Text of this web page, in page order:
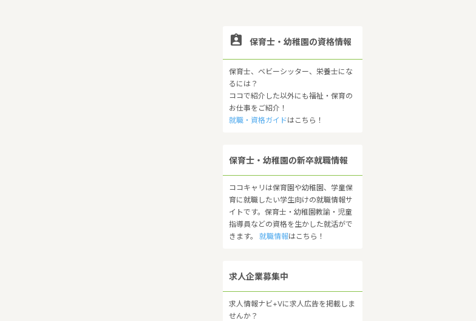
 保育士・幼稚園の資格情報
保育士、ベビーシッター、栄養士にな
るには？
ココで紹介した以外にも福祉・保育の
お仕事をご紹介！
就職・資格ガイドはこちら！
保育士・幼稚園の新卒就職情報
ココキャリは保育園や幼稚園、学童保
育に就職したい学生向けの就職情報サ
イトです。保育士・幼稚園教諭・児童
指導員などの資格を生かした就活がで
きます。 就職情報はこちら！
求人企業募集中
求人情報ナビ+Vに求人広告を掲載しま
せんか？